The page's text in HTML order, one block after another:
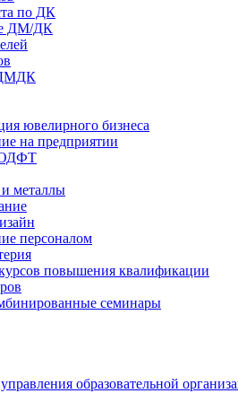
по ДК
ДМ/ДК
ювелирного бизнеса
на предприятии
металлы
персоналом
повышения квалификации
семинары
образовательной